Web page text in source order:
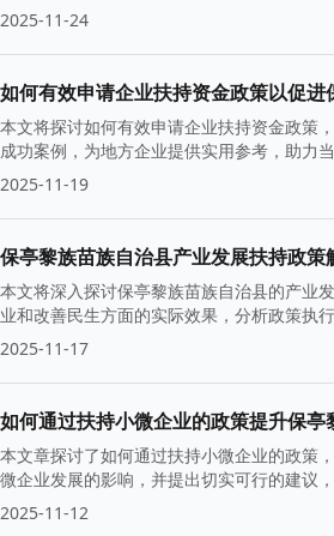
2025-11-24
如何有效申请企业扶持资金政策以促
本文将探讨如何有效申请企业扶持资金政策
成功案例，为地方企业提供实用参考，助力
2025-11-19
保亭黎族苗族自治县产业发展扶持政策
本文将深入探讨保亭黎族苗族自治县的产业
业和改善民生方面的实际效果，分析政策执
2025-11-17
如何通过扶持小微企业的政策提升保
本文章探讨了如何通过扶持小微企业的政策
微企业发展的影响，并提出切实可行的建议
2025-11-12